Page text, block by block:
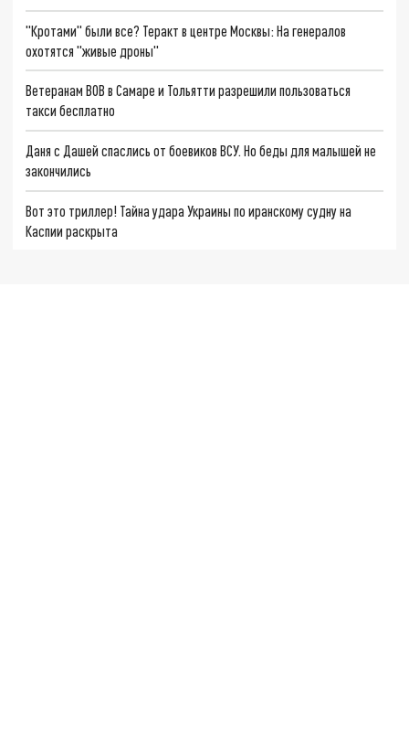
"Кротами" были все? Теракт в центре Москвы: На генералов
охотятся "живые дроны"
Ветеранам ВОВ в Самаре и Тольятти разрешили пользоваться
такси бесплатно
Даня с Дашей спаслись от боевиков ВСУ. Но беды для малышей не
закончились
Вот это триллер! Тайна удара Украины по иранскому судну на
Каспии раскрыта